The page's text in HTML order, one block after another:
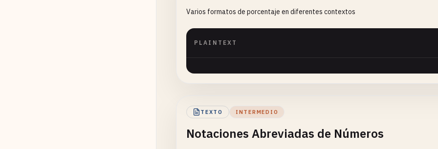
Varios formatos de porcentaje en diferentes contextos
PLAINTEXT
TEXTO INTERMEDIO
Notaciones Abreviadas de Números